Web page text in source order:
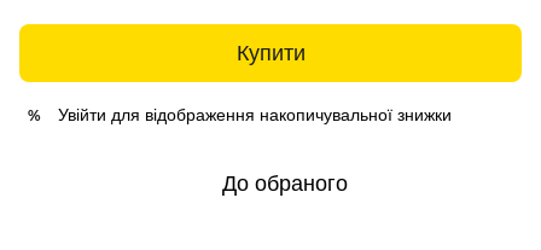
Купити
% Увійти для відображення накопичувальної знижки
До обраного